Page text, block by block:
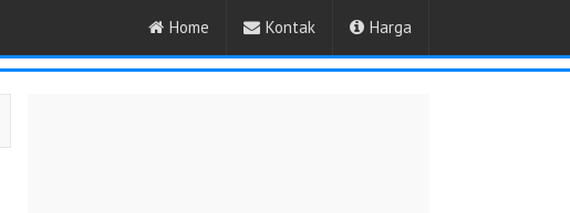
Home Kontak Harga